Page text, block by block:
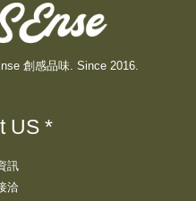
創感品味. Since 2016.
US *
訊
洽